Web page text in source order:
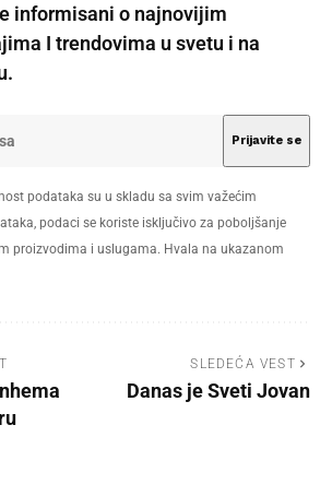
informisani o najnovijim
I trendovima u svetu i na
podataka su u skladu sa svim važećim
podaci se koriste isključivo za poboljšanje
proizvodima i uslugama. Hvala na ukazanom
SLEDEĆA VEST
Danas je Sveti Jovan